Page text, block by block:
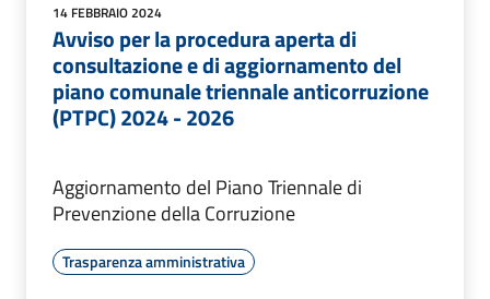
14 FEBBRAIO 2024
Avviso per la procedura aperta di
consultazione e di aggiornamento del
piano comunale triennale anticorruzione
(PTPC) 2024 - 2026
Aggiornamento del Piano Triennale di
Prevenzione della Corruzione
Trasparenza amministrativa